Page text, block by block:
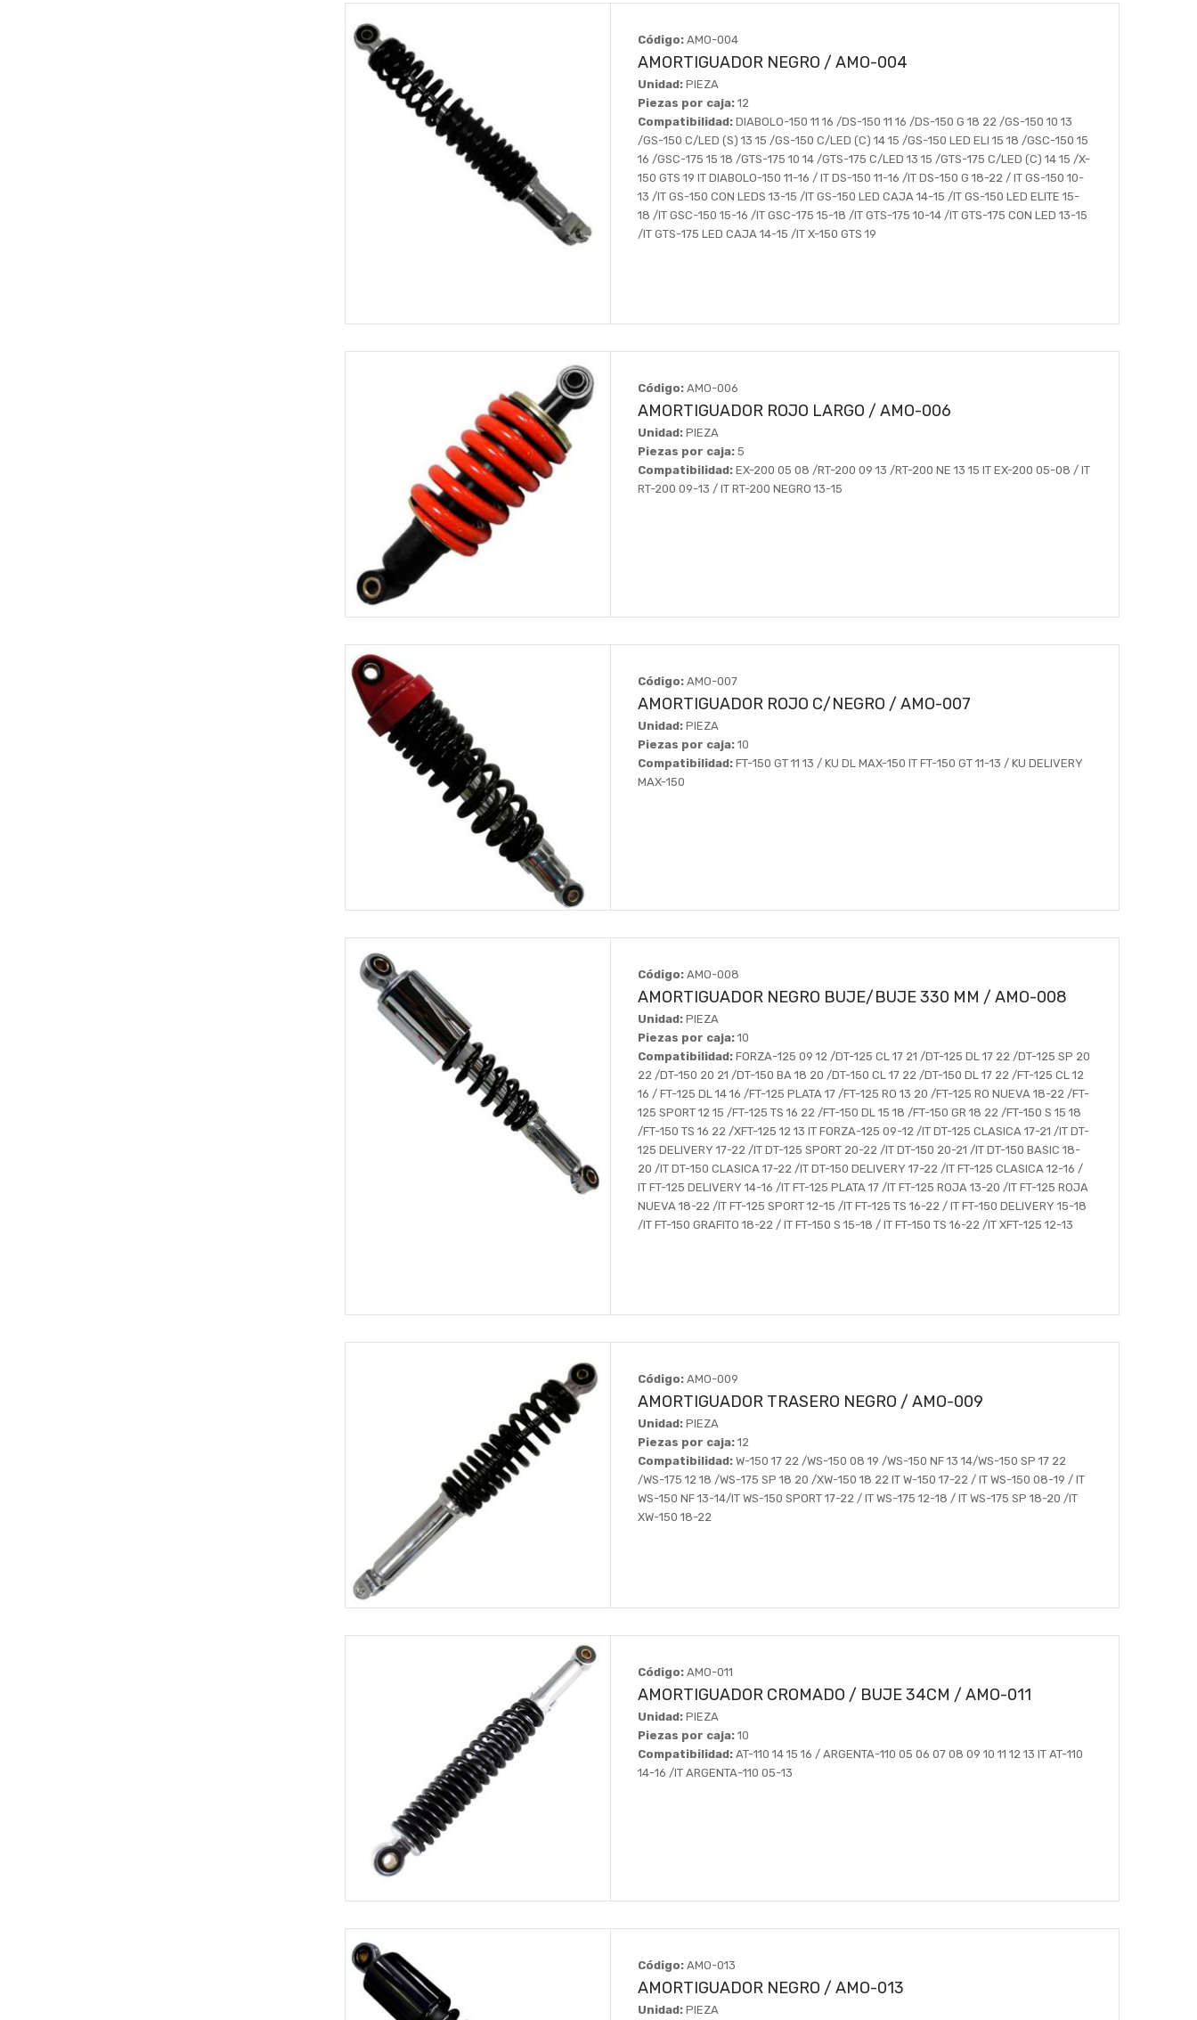
Código: AMO-004
AMORTIGUADOR NEGRO / AMO-004
Unidad: PIEZA
Piezas por caja: 12
Compatibilidad: DIABOLO-150 11 16 /DS-150 11 16 /DS-150 G 18 22 /GS-150 10 13
/GS-150 C/LED (S) 13 15 /GS-150 C/LED (C) 14 15 /GS-150 LED ELI 15 18 /GSC-150 15
16 /GSC-175 15 18 /GTS-175 10 14 /GTS-175 C/LED 13 15 /GTS-175 C/LED (C) 14 15 /X-
150 GTS 19 IT DIABOLO-150 11-16 / IT DS-150 11-16 /IT DS-150 G 18-22 / IT GS-150 10-
13 /IT GS-150 CON LEDS 13-15 /IT GS-150 LED CAJA 14-15 /IT GS-150 LED ELITE 15-
18 /IT GSC-150 15-16 /IT GSC-175 15-18 /IT GTS-175 10-14 /IT GTS-175 CON LED 13-15
/IT GTS-175 LED CAJA 14-15 /IT X-150 GTS 19
Código: AMO-006
AMORTIGUADOR ROJO LARGO / AMO-006
Unidad: PIEZA
Piezas por caja: 5
Compatibilidad: EX-200 05 08 /RT-200 09 13 /RT-200 NE 13 15 IT EX-200 05-08 / IT
RT-200 09-13 / IT RT-200 NEGRO 13-15
Código: AMO-007
AMORTIGUADOR ROJO C/NEGRO / AMO-007
Unidad: PIEZA
Piezas por caja: 10
Compatibilidad: FT-150 GT 11 13 / KU DL MAX-150 IT FT-150 GT 11-13 / KU DELIVERY
MAX-150
Código: AMO-008
AMORTIGUADOR NEGRO BUJE/BUJE 330 MM / AMO-008
Unidad: PIEZA
Piezas por caja: 10
Compatibilidad: FORZA-125 09 12 /DT-125 CL 17 21 /DT-125 DL 17 22 /DT-125 SP 20
22 /DT-150 20 21 /DT-150 BA 18 20 /DT-150 CL 17 22 /DT-150 DL 17 22 /FT-125 CL 12
16 / FT-125 DL 14 16 /FT-125 PLATA 17 /FT-125 RO 13 20 /FT-125 RO NUEVA 18-22 /FT-
125 SPORT 12 15 /FT-125 TS 16 22 /FT-150 DL 15 18 /FT-150 GR 18 22 /FT-150 S 15 18
/FT-150 TS 16 22 /XFT-125 12 13 IT FORZA-125 09-12 /IT DT-125 CLASICA 17-21 /IT DT-
125 DELIVERY 17-22 /IT DT-125 SPORT 20-22 /IT DT-150 20-21 /IT DT-150 BASIC 18-
20 /IT DT-150 CLASICA 17-22 /IT DT-150 DELIVERY 17-22 /IT FT-125 CLASICA 12-16 /
IT FT-125 DELIVERY 14-16 /IT FT-125 PLATA 17 /IT FT-125 ROJA 13-20 /IT FT-125 ROJA
NUEVA 18-22 /IT FT-125 SPORT 12-15 /IT FT-125 TS 16-22 / IT FT-150 DELIVERY 15-18
/IT FT-150 GRAFITO 18-22 / IT FT-150 S 15-18 / IT FT-150 TS 16-22 /IT XFT-125 12-13
Código: AMO-009
AMORTIGUADOR TRASERO NEGRO / AMO-009
Unidad: PIEZA
Piezas por caja: 12
Compatibilidad: W-150 17 22 /WS-150 08 19 /WS-150 NF 13 14/WS-150 SP 17 22
/WS-175 12 18 /WS-175 SP 18 20 /XW-150 18 22 IT W-150 17-22 / IT WS-150 08-19 / IT
WS-150 NF 13-14/IT WS-150 SPORT 17-22 / IT WS-175 12-18 / IT WS-175 SP 18-20 /IT
XW-150 18-22
Código: AMO-011
AMORTIGUADOR CROMADO / BUJE 34CM / AMO-011
Unidad: PIEZA
Piezas por caja: 10
Compatibilidad: AT-110 14 15 16 / ARGENTA-110 05 06 07 08 09 10 11 12 13 IT AT-110
14-16 /IT ARGENTA-110 05-13
Código: AMO-013
AMORTIGUADOR NEGRO / AMO-013
Unidad: PIEZA